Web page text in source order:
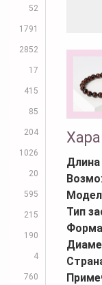
52
1791
2852
17
415
85
204
1026
20
595
215
190
4
760
Длина
Тип